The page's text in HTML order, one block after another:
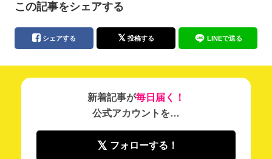
この記事をシェアする
シェアする 投稿する LINEで送る
新着記事が毎日届く！
公式アカウントを…
フォローする！